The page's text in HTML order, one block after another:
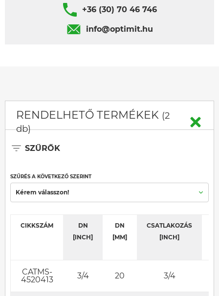
+36 (30) 70 46 746
info@optimit.hu
RENDELHETŐ TERMÉKEK (2
db)
SZŰRŐK
SZŰRÉS A KÖVETKEZŐ SZERINT
Kérem válasszon!
CIKKSZÁM
DN
[INCH]
DN
[MM]
CSATLAKOZÁS
[INCH]
CATMS-
4520413
3/4 20 3/4